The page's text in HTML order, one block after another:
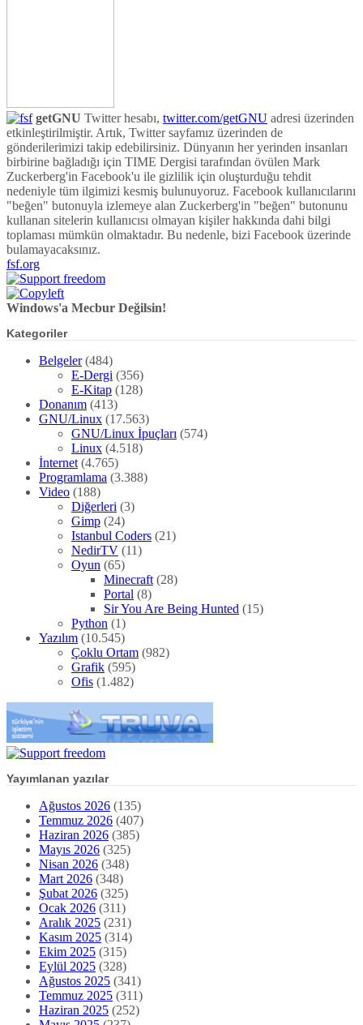
getGNU Twitter hesabı, twitter.com/getGNU adresi üzerinden
etkinleştirilmiştir. Artık, Twitter sayfamız üzerinden de
gönderilerimizi takip edebilirsiniz. Dünyanın her yerinden insanları
birbirine bağladığı için TIME Dergisi tarafından övülen Mark
Zuckerberg'in Facebook'u ile gizlilik için oluşturduğu tehdit
nedeniyle tüm ilgimizi kesmiş bulunuyoruz. Facebook kullanıcılarını
"beğen" butonuyla izlemeye alan Zuckerberg'in "beğen" butonunu
kullanan sitelerin kullanıcısı olmayan kişiler hakkında dahi bilgi
toplaması mümkün olmaktadır. Bu nedenle, bizi Facebook üzerinde
bulamayacaksınız.
fsf.org
Windows'a Mecbur Değilsin!
Kategoriler
Belgeler(484)
E-Dergi (356)
E-Kitap (128)
Donanım (413)
GNU/Linux (17.563)
GNU/Linux İpuçları (574)
Linux (4.518)
İnternet (4.765)
Programlama (3.388)
Video (188)
Diğerleri (3)
Gimp (24)
Istanbul Coders (21)
NedirTV (11)
Oyun (65)
Minecraft (28)
Portal (8)
Sir You Are Being Hunted (15)
Python (1)
Yazılım (10.545)
Çoklu Ortam (982)
Grafik (595)
Ofis (1.482)
Yayımlanan yazılar
Ağustos 2026 (135)
Temmuz 2026 (407)
Haziran 2026 (385)
Mayıs 2026 (325)
Nisan 2026 (348)
Mart 2026 (348)
Şubat 2026 (325)
Ocak 2026 (311)
Aralık 2025 (231)
Kasım 2025 (314)
Ekim 2025 (315)
Eylül 2025 (328)
Ağustos 2025 (341)
Temmuz 2025 (311)
Haziran 2025 (252)